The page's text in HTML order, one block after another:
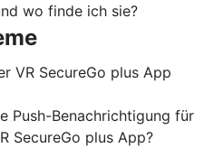
wo finde ich sie?
VR SecureGo plus App
Push-Benachrichtigung für
SecureGo plus App?